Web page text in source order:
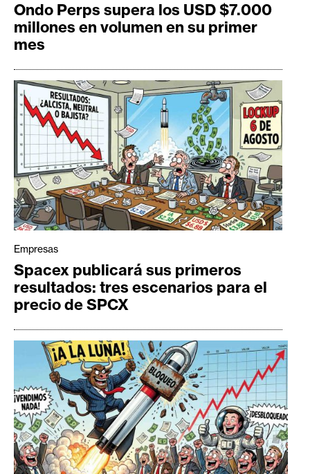
Ondo Perps supera los USD $7.000
millones en volumen en su primer
mes
Empresas
Spacex publicará sus primeros
resultados: tres escenarios para el
precio de SPCX